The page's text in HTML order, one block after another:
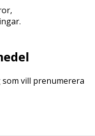
vill prenumerera